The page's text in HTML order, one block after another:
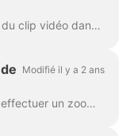
Vous pouvez modifier la vitesse du clip vidéo dans Wave.video. Pour ce faire, allez à l'étape Editer et sélectionnez la vitesse que vous souhaitez. Par défaut, la vitesse de la vidéo est ...
Modifié il y a 2 ans
Dans Wave.video, vous pouvez effectuer un zoom avant et arrière sur un clip vidéo ou une image. Lorsque vous effectuez un zoom arrière, le créateur de la vidéo ajoute automatiquement un arrière-plan uni pour remplir ...